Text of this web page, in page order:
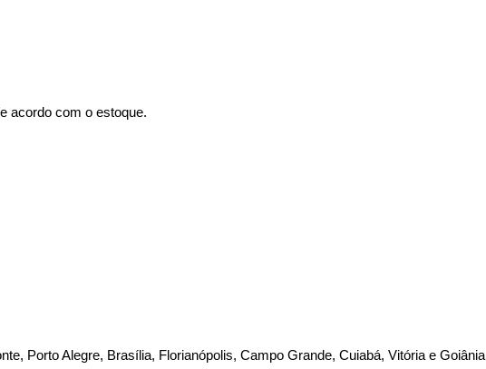
acordo com o estoque.
Porto Alegre, Brasília, Florianópolis, Campo Grande, Cuiabá, Vitória e Goiânia